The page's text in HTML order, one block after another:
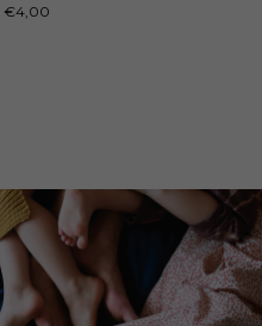
€4,00